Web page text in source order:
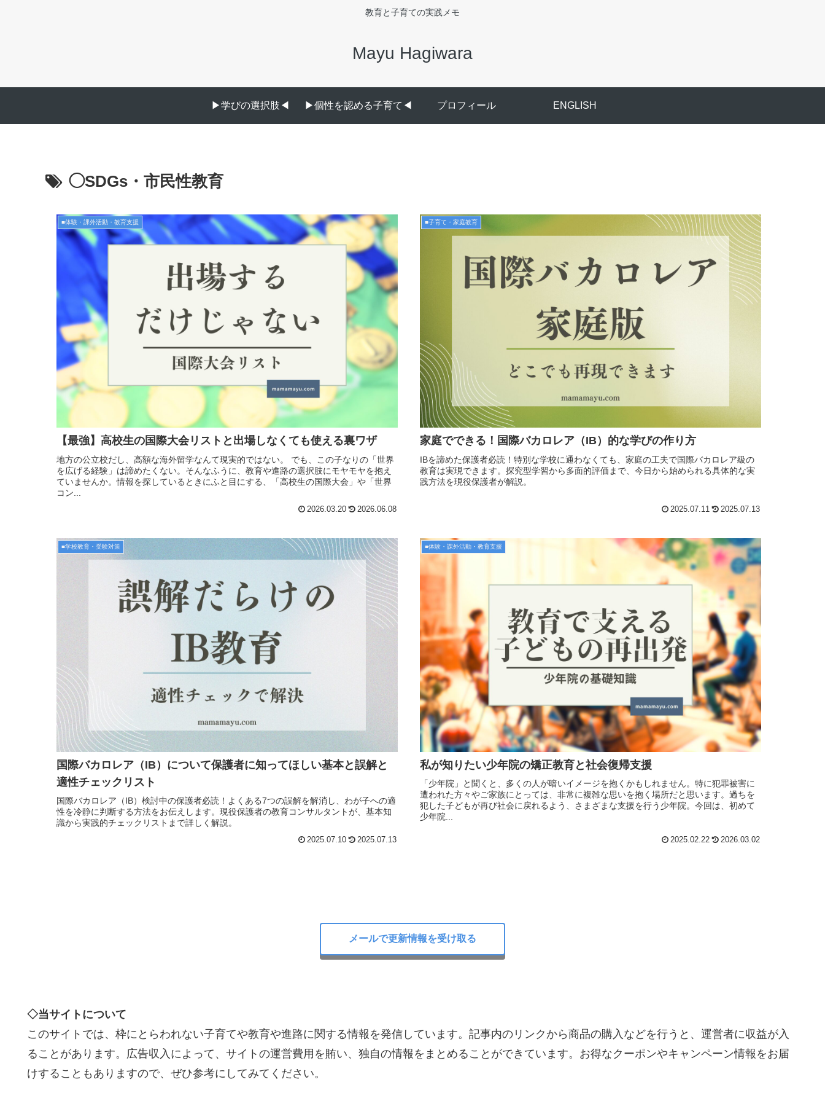
教育と子育ての実践メモ
Mayu Hagiwara
▶︎学びの選択肢◀︎ ▶︎個性を認める子育て◀︎ プロフィール ENGLISH
◯SDGs・市民性教育
■体験・課外活動・教育支援
【最強】高校生の国際大会リストと出場しなくても使える裏ワザ
地方の公立校だし、高額な海外留学なんて現実的ではない。 でも、この子なりの「世界
を広げる経験」は諦めたくない。そんなふうに、教育や進路の選択肢にモヤモヤを抱え
ていませんか。情報を探しているときにふと目にする、「高校生の国際大会」や「世界
コン...
2026.03.20 2026.06.08
■子育て・家庭教育
家庭でできる！国際バカロレア（IB）的な学びの作り方
IBを諦めた保護者必読！特別な学校に通わなくても、家庭の工夫で国際バカロレア級の
教育は実現できます。探究型学習から多面的評価まで、今日から始められる具体的な実
践方法を現役保護者が解説。
2025.07.11 2025.07.13
■学校教育・受験対策
国際バカロレア（IB）について保護者に知ってほしい基本と誤解と
適性チェックリスト
国際バカロレア（IB）検討中の保護者必読！よくある7つの誤解を解消し、わが子への適
性を冷静に判断する方法をお伝えします。現役保護者の教育コンサルタントが、基本知
識から実践的チェックリストまで詳しく解説。
2025.07.10 2025.07.13
■体験・課外活動・教育支援
私が知りたい少年院の矯正教育と社会復帰支援
「少年院」と聞くと、多くの人が暗いイメージを抱くかもしれません。特に犯罪被害に
遭われた方々やご家族にとっては、非常に複雑な思いを抱く場所だと思います。過ちを
犯した子どもが再び社会に戻れるよう、さまざまな支援を行う少年院。今回は、初めて
少年院...
2025.02.22 2026.03.02
メールで更新情報を受け取る
◇当サイトについて
このサイトでは、枠にとらわれない子育てや教育や進路に関する情報を発信しています。記事内のリンクから商品の購入などを行うと、運営者に収益が入
ることがあります。広告収入によって、サイトの運営費用を賄い、独自の情報をまとめることができています。お得なクーポンやキャンペーン情報をお届
けすることもありますので、ぜひ参考にしてみてください。